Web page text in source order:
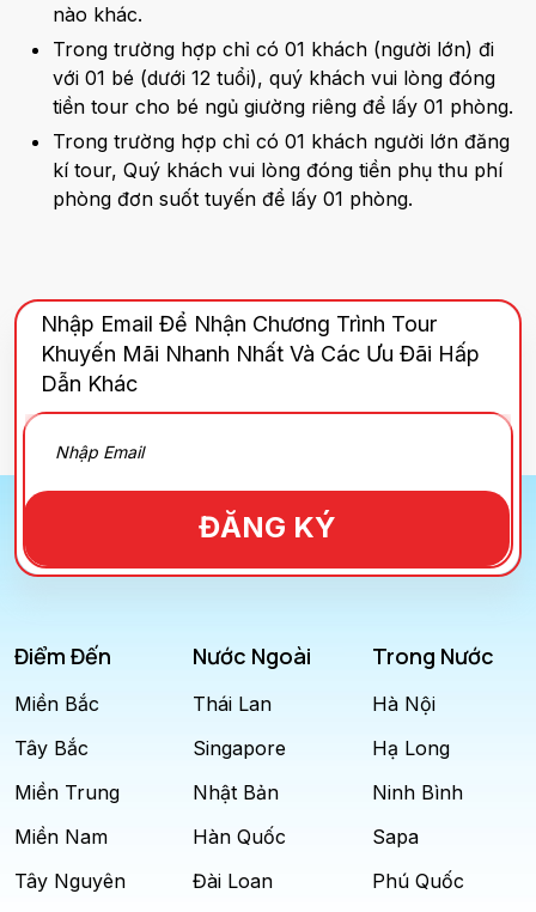
nào khác.
Trong trường hợp chỉ có 01 khách (người lớn) đi
với 01 bé (dưới 12 tuổi), quý khách vui lòng đóng
tiền tour cho bé ngủ giường riêng để lấy 01 phòng.
Trong trường hợp chỉ có 01 khách người lớn đăng
kí tour, Quý khách vui lòng đóng tiền phụ thu phí
phòng đơn suốt tuyến để lấy 01 phòng.
Nhập Email Để Nhận Chương Trình Tour
Khuyến Mãi Nhanh Nhất Và Các Ưu Đãi Hấp
Dẫn Khác
ĐĂNG KÝ
Điểm Đến
Miền Bắc
Tây Bắc
Miền Trung
Miền Nam
Tây Nguyên
Nước Ngoài
Thái Lan
Singapore
Nhật Bản
Hàn Quốc
Đài Loan
Trong Nước
Hà Nội
Hạ Long
Ninh Bình
Sapa
Phú Quốc